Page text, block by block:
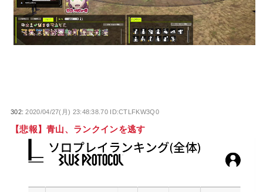
302:2020/04/27(月) 23:48:38.70 ID:CTLFKW3Q0
【悲報】青山、ランクインを逃す